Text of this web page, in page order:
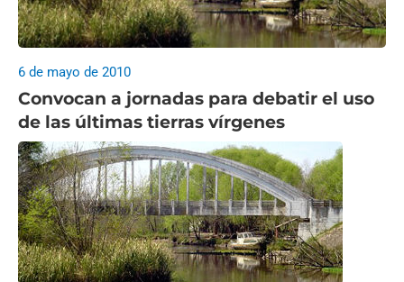
Convocan a jornadas para debatir el uso
de las últimas tierras vírgenes
6 de mayo de 2010